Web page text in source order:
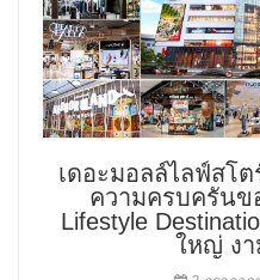
เดอะมอลล์ไลฟ์สโ
ความครบครันข
Lifestyle
ใหญ่ งา